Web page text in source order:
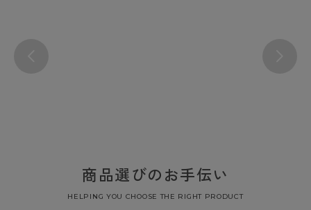
商品選びのお手伝い
HELPING YOU CHOOSE THE RIGHT PRODUCT